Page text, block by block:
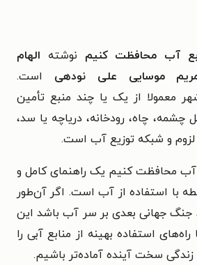
آب محافظت کنیم نوشته الهام
موسایی علی نودهی است.
معمولا از يک يا چند منبع تأمین
چشمه، چاه، رودخانه، درياچه يا سد،
و شبكه توزيع آب است.
آب محافظت کنیم یک راهنمای کامل و
با استفاده از آب است. اگر آن‌طور
جنگ جهانی بعدی بر سر آب باشد این
استفاده بهینه از منابع آبی را
زندگی سخت آینده آماده‌تر باشیم.